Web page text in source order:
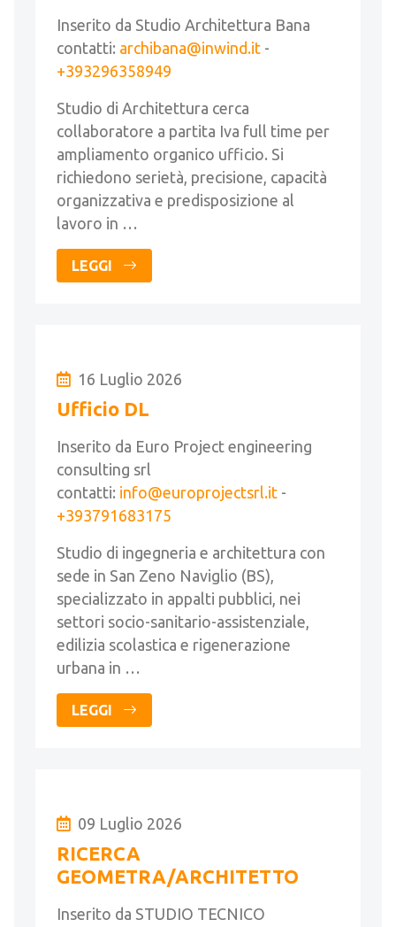
Inserito da Studio Architettura Bana
contatti: archibana@inwind.it -
+393296358949
Studio di Architettura cerca
collaboratore a partita Iva full time per
ampliamento organico ufficio. Si
richiedono serietà, precisione, capacità
organizzativa e predisposizione al
lavoro in …
LEGGI
16 Luglio 2026
Ufficio DL
Inserito da Euro Project engineering
consulting srl
contatti: info@europrojectsrl.it -
+393791683175
Studio di ingegneria e architettura con
sede in San Zeno Naviglio (BS),
specializzato in appalti pubblici, nei
settori socio-sanitario-assistenziale,
edilizia scolastica e rigenerazione
urbana in …
LEGGI
09 Luglio 2026
RICERCA
GEOMETRA/ARCHITETTO
Inserito da STUDIO TECNICO